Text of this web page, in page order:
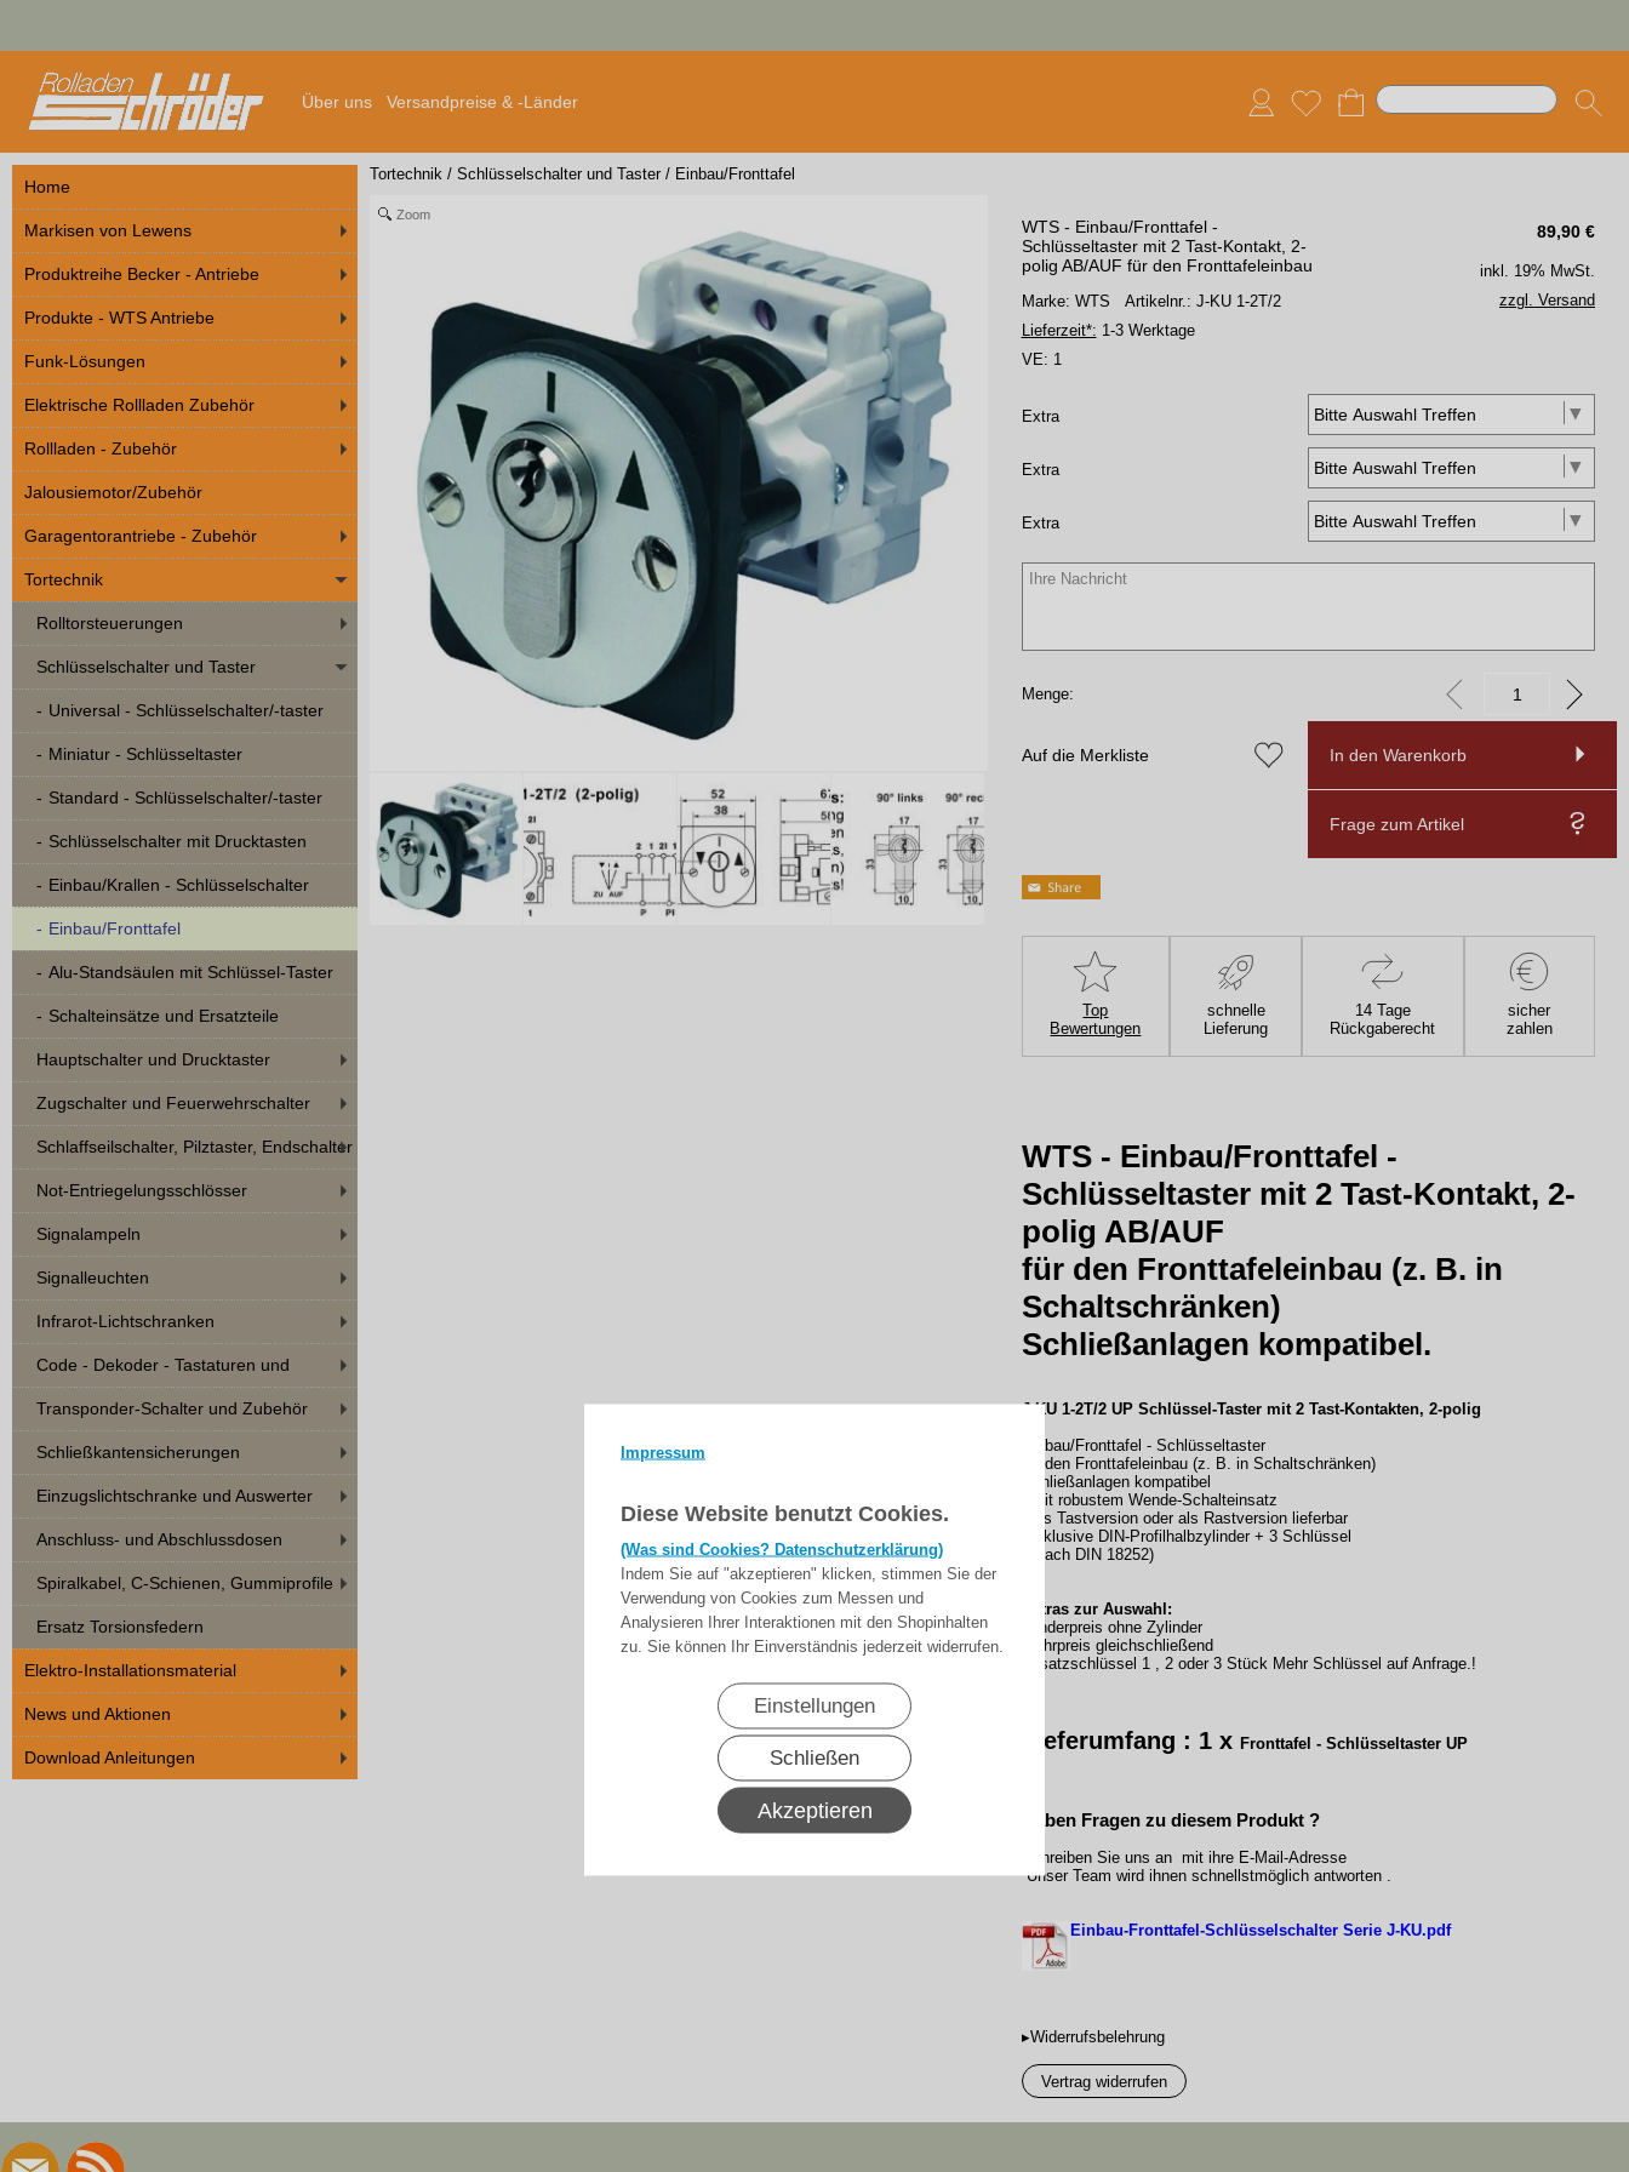
Impressum
Diese Website benutzt Cookies.
(Was sind Cookies? Datenschutzerklärung)
Indem Sie auf "akzeptieren" klicken, stimmen Sie der
Verwendung von Cookies zum Messen und
Analysieren Ihrer Interaktionen mit den Shopinhalten
zu. Sie können Ihr Einverständnis jederzeit widerrufen.
Einstellungen
Schließen
Akzeptieren
Über uns Versandpreise & -Länder
Home
Markisen von Lewens
Produktreihe Becker - Antriebe
Produkte - WTS Antriebe
Funk-Lösungen
Elektrische Rollladen Zubehör
Rollladen - Zubehör
Jalousiemotor/Zubehör
Garagentorantriebe - Zubehör
Tortechnik
Rolltorsteuerungen
Schlüsselschalter und Taster
Universal - Schlüsselschalter/-taster
Miniatur - Schlüsseltaster
Standard - Schlüsselschalter/-taster
Schlüsselschalter mit Drucktasten
Einbau/Krallen - Schlüsselschalter
Einbau/Fronttafel
Alu-Standsäulen mit Schlüssel-Taster
Schalteinsätze und Ersatzteile
Hauptschalter und Drucktaster
Zugschalter und Feuerwehrschalter
Schlaffseilschalter, Pilztaster, Endschalter
Not-Entriegelungsschlösser
Signalampeln
Signalleuchten
Infrarot-Lichtschranken
Code - Dekoder - Tastaturen und
Zubehör
Transponder-Schalter und Zubehör
Schließkantensicherungen
Einzugslichtschranke und Auswerter
Anschluss- und Abschlussdosen
Spiralkabel, C-Schienen, Gummiprofile
Ersatz Torsionsfedern
Elektro-Installationsmaterial
News und Aktionen
Download Anleitungen
Tortechnik / Schlüsselschalter und Taster / Einbau/Fronttafel
Zoom
89,90 €
WTS - Einbau/Fronttafel -
Schlüsseltaster mit 2 Tast-Kontakt, 2-
polig AB/AUF für den Fronttafeleinbau
Marke: WTS Artikelnr.: J-KU 1-2T/2
Lieferzeit*: 1-3 Werktage
VE: 1
inkl. 19% MwSt.
zzgl. Versand
Extra
Extra
Extra
Menge:
Auf die Merkliste In den Warenkorb
Frage zum Artikel
Top
Bewertungen
schnelle
Lieferung
14 Tage
Rückgaberecht
sicher
zahlen
WTS - Einbau/Fronttafel -
Schlüsseltaster mit 2 Tast-Kontakt, 2-
polig AB/AUF
für den Fronttafeleinbau (z. B. in
Schaltschränken)
Schließanlagen kompatibel.
J-KU 1-2T/2 UP Schlüssel-Taster mit 2 Tast-Kontakten, 2-polig
Einbau/Fronttafel - Schlüsseltaster
für den Fronttafeleinbau (z. B. in Schaltschränken)
Schließanlagen kompatibel
- mit robustem Wende-Schalteinsatz
- als Tastversion oder als Rastversion lieferbar
- inklusive DIN-Profilhalbzylinder + 3 Schlüssel
- (nach DIN 18252)
Extras zur Auswahl:
Minderpreis ohne Zylinder
Mehrpreis gleichschließend
Zusatzschlüssel 1 , 2 oder 3 Stück Mehr Schlüssel auf Anfrage.!
Lieferumfang : 1 x Fronttafel - Schlüsseltaster UP
Haben Fragen zu diesem Produkt ?
Schreiben Sie uns an mit ihre E-Mail-Adresse
Unser Team wird ihnen schnellstmöglich antworten .
Einbau-Fronttafel-Schlüsselschalter Serie J-KU.pdf
▸Widerrufsbelehrung
Vertrag widerrufen